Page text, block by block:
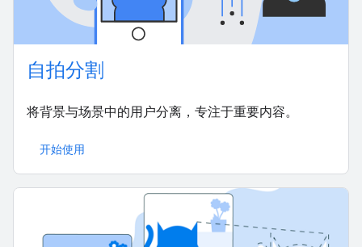
自拍分割
将背景与场景中的用户分离，专注于重要内容。
开始使用